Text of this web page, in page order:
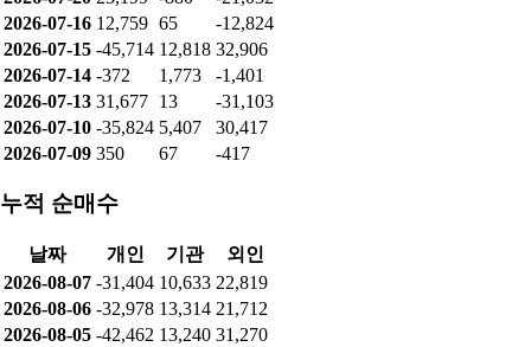
2026-07-16 12,759 65
-12,824
2026-07-15 -45,714 12,818 32,906
2026-07-14 -372 1,773
-1,401
2026-07-13 31,677 13
-31,103
2026-07-10 -35,824 5,407
30,417
2026-07-09 350 67 -417
누적 순매수
날짜 개인 기관
외인
2026-08-07 -31,404 10,633 22,819
2026-08-06 -32,978 13,314 21,712
2026-08-05 -42,462 13,240 31,270